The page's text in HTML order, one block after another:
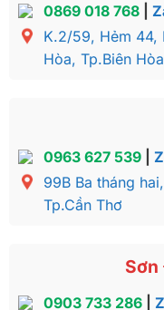
0869 018 768|
K.2/59, Hẻm 44,
Hòa, Tp.Biên Hòa
0963 627 539|
99B Ba tháng
Tp.Cần Thơ
Sơn
0903 733 286|